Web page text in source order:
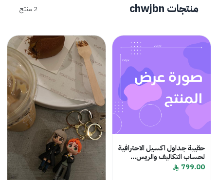
منتجات chwjbn 2 منتج
حقيبة جداول اكسيل الاحترافية
لحساب التكاليف والريس...
799.00